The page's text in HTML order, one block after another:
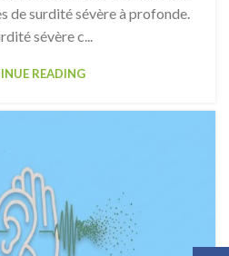
de surdité sévère à profonde.
sévère c...
READING